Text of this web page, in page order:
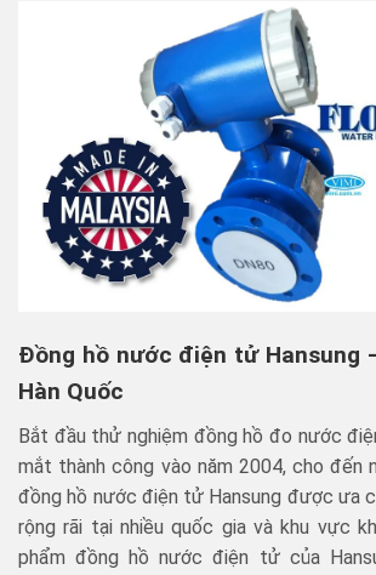
Đồng hồ nước điện tử Hansung
Hàn Quốc
Bắt đầu thử nghiệm đồng hồ đo nước
mắt thành công vào năm 2004, cho đến
đồng hồ nước điện tử Hansung được ưa
rộng rãi tại nhiều quốc gia và khu vực
phẩm đồng hồ nước điện tử của